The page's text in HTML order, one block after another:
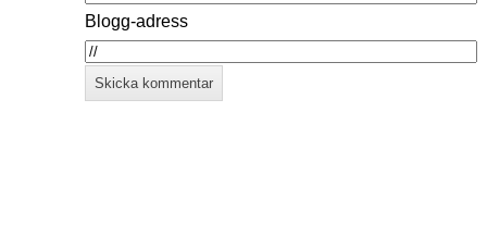
Blogg-adress